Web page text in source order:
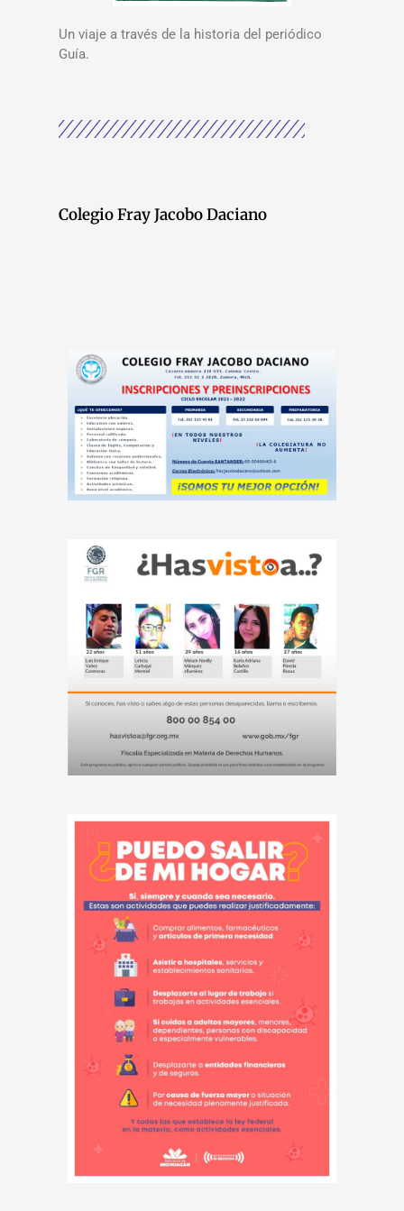
Un viaje a través de la historia del periódico
Guía.
Colegio Fray Jacobo Daciano